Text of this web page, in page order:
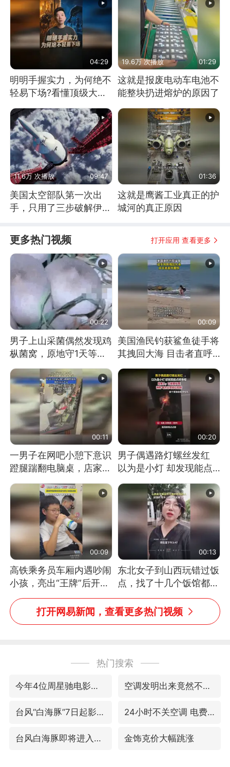
04:29
明明手握实力，为何绝不
轻易下场?看懂顶级大国
19.6万 次播放 01:29
这就是报废电动车电池不
能整块扔进熔炉的原因了
11.6万 次播放 09:47
美国太空部队第一次出
手，只用了三步破解伊朗
01:36
这就是鹰酱工业真正的护
城河的真正原因
更多热门视频 打开应用 查看更多
00:22
男子上山采菌偶然发现鸡
枞菌窝，原地守1天等它
长大：挖了140多朵
00:09
美国渔民钓获鲨鱼徒手将
其拽回大海 目击者直呼
震惊 （视频来源：参考
消息）
00:11
一男子在网吧小憩下意识
蹬腿踹翻电脑桌，店家3
台显示器与机械臂损坏
00:20
男子偶遇路灯螺丝发红
以为是小灯 却发现能点
燃香烟 当事人：已报警
处理
00:09
高铁乘务员车厢内遇吵闹
小孩，亮出“王牌”后开启
一键静音
00:13
东北女子到山西玩错过饭
点，找了十几个饭馆都没
开门：午休到几点
打开网易新闻，查看更多热门视频
热门搜索
今年4位周星驰电影配角去世 空调发明出来竟然不是为了给人降温
台风“白海豚”7日起影响上海 24小时不关空调 电费会更低吗
台风白海豚即将进入48小时警戒线 金饰克价大幅跳涨